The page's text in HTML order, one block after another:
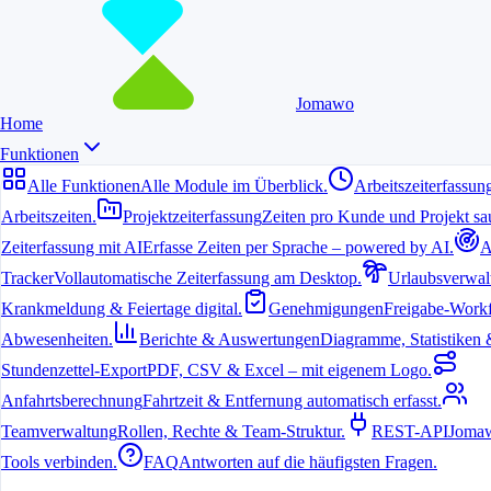
Jomawo
Home
Funktionen
Alle FunktionenAlle Module im Überblick.
Arbeitszeiten.
ProjektzeiterfassungZeiten pro Kunde und Projekt
Zeiterfassung mit AIErfasse Zeiten per Sprache – powered by AI.
TrackerVollautomatische Zeiterfassung am Desktop.
Krankmeldung & Feiertage digital.
GenehmigungenFreigabe-
Abwesenheiten.
Berichte & AuswertungenDiagramme, Statistiken
Stundenzettel-ExportPDF, CSV & Excel – mit eigenem Logo.
AnfahrtsberechnungFahrtzeit & Entfernung automatisch erfasst.
TeamverwaltungRollen, Rechte & Team-Struktur. REST-API
Tools verbinden.
FAQAntworten auf die häufigsten Fragen.
6. Juli 2026
In Dessau suchen viele Freelancer, Vereine und kleine Teams nach
einer einfachen Möglichkeit, Arbeitszeiten ohne Kosten zu erfassen.
Eine gute Lösung spart Zeit bei der Abrechnung und sorgt für
Übersicht im Alltag.
Warum lohnt sich eine kostenlose
Zeiterfassung in Dessau?